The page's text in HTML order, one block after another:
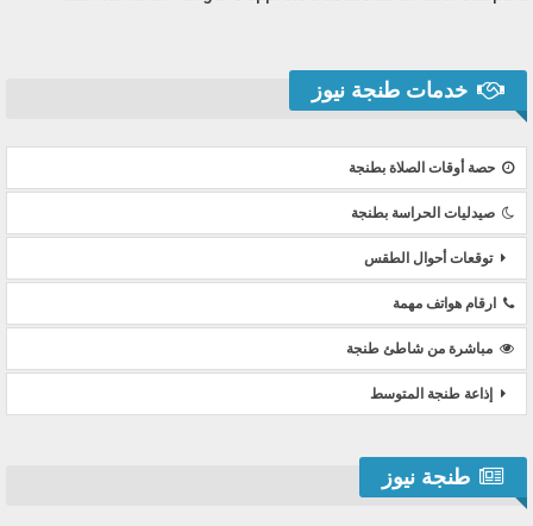
خدمات طنجة نيوز
حصة أوقات الصلاة بطنجة
صيدليات الحراسة بطنجة
توقعات أحوال الطقس
ارقام هواتف مهمة
مباشرة من شاطئ طنجة
إذاعة طنجة المتوسط
طنجة نيوز